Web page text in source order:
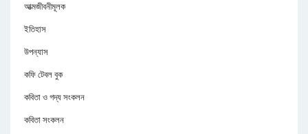
আত্মজীবনীমূলক
ইতিহাস
উপন্যাস
কফি টেবল বুক
কবিতা ও গদ্য সংকলন
কবিতা সংকলন